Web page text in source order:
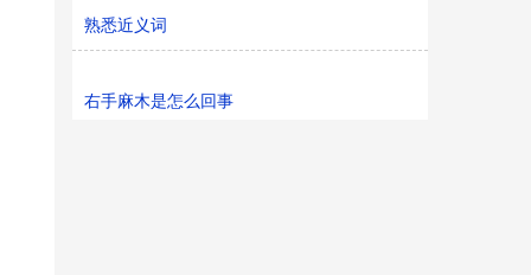
熟悉近义词
右手麻木是怎么回事